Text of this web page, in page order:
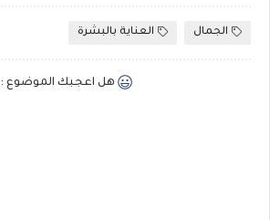
الجمال العناية بالبشرة
هل اعجبك الموضوع :